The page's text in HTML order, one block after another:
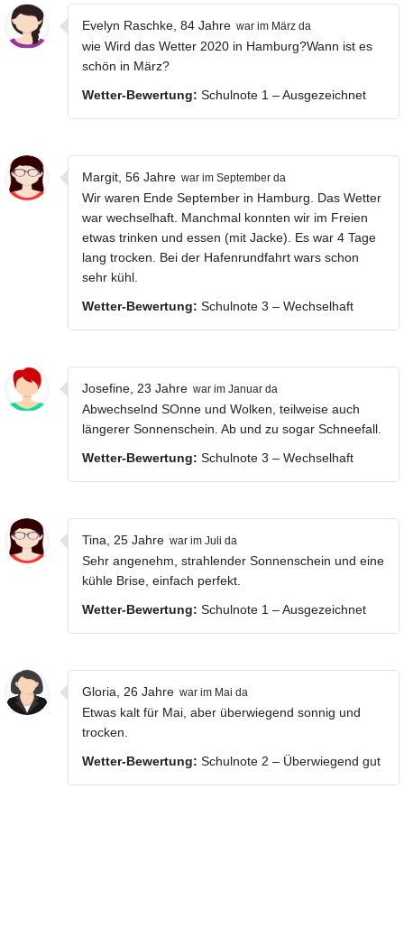
Evelyn Raschke, 84 Jahre war im März da
wie Wird das Wetter 2020 in Hamburg?Wann ist es
schön in März?
Wetter-Bewertung: Schulnote 1 – Ausgezeichnet
Margit, 56 Jahre war im September da
Wir waren Ende September in Hamburg. Das Wetter
war wechselhaft. Manchmal konnten wir im Freien
etwas trinken und essen (mit Jacke). Es war 4 Tage
lang trocken. Bei der Hafenrundfahrt wars schon
sehr kühl.
Wetter-Bewertung: Schulnote 3 – Wechselhaft
Josefine, 23 Jahre war im Januar da
Abwechselnd SOnne und Wolken, teilweise auch
längerer Sonnenschein. Ab und zu sogar Schneefall.
Wetter-Bewertung: Schulnote 3 – Wechselhaft
Tina, 25 Jahre war im Juli da
Sehr angenehm, strahlender Sonnenschein und eine
kühle Brise, einfach perfekt.
Wetter-Bewertung: Schulnote 1 – Ausgezeichnet
Gloria, 26 Jahre war im Mai da
Etwas kalt für Mai, aber überwiegend sonnig und
trocken.
Wetter-Bewertung: Schulnote 2 – Überwiegend gut